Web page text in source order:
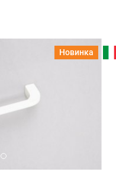
Новинка